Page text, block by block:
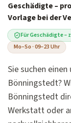
Geschädigte –
Vorlage bei der
Für Geschädigte –
Mo–So · 09–23 Uhr
Sie suchen
Bönningstedt?
Bönningstedt
Werkstatt oder